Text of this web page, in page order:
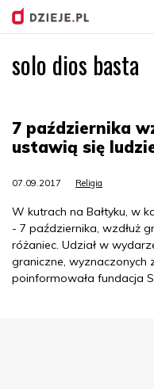
solo dios basta
7 października
ustawią się
07.09.2017 Religia
W kutrach na Bałtyku, w
- 7 października, wzdłuż
różaniec. Udział w
graniczne, wyznaczonych
poinformowała fundacja